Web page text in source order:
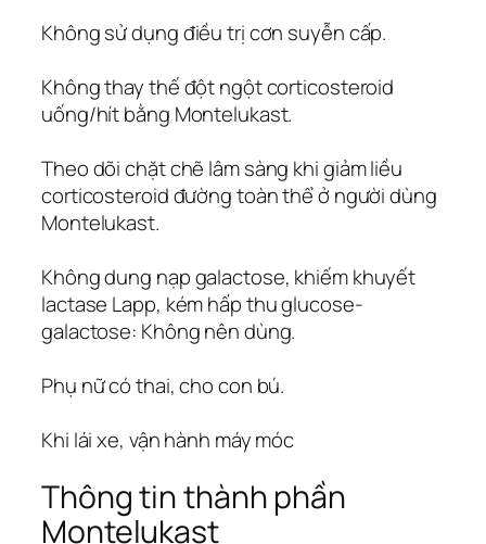
Không sử dụng điều trị cơn suyễn cấp.
Không thay thế đột ngột corticosteroid
uống/hít bằng Montelukast.
Theo dõi chặt chẽ lâm sàng khi giảm liều
corticosteroid đường toàn thể ở người dùng
Montelukast.
Không dung nạp galactose, khiếm khuyết
lactase Lapp, kém hấp thu glucose-
galactose: Không nên dùng.
Phụ nữ có thai, cho con bú.
Khi lái xe, vận hành máy móc
Thông tin thành phần
Montelukast